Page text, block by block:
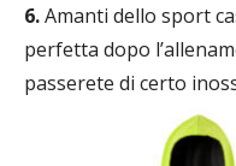
6.Amanti dello sport
perfetta dopo
passerete di certo